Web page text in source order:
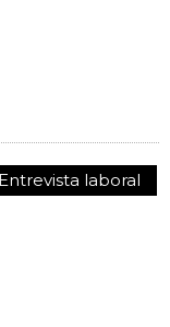
Entrevista laboral